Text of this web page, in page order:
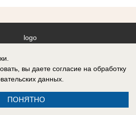
Вакансии
вы даете согласие на обработку
данных.
ПОНЯТНО